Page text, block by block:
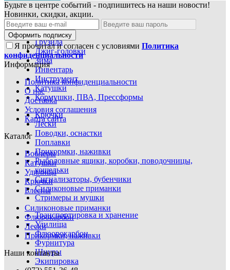
Блесны
Воблеры
Грузила
Джиг-головки
Зима
Инвентарь
Инструмент
Катушки
Кормушки, ПВА, Прессформы
Крючки
Лески
Поводки, оснастки
Поплавки
Прикормки, наживки
Рыболовные ящики, коробки, поводочницы,
кошельки
Сигнализаторы, бубенчики
Силиконовые приманки
Стримеры и мушки
Транспортировка и хранение
Удилища
Флюорокарбон
Фурнитура
Шнуры
Экипировка
Будьте в центре событий - подпишитесь на наши новости!
Новинки, скидки, акции.
Оформить подписку
Я прочитал и согласен с условиями Политика
конфиденциальности
Информация
Политика конфиденциальности
О нас
Доставка
Условия соглашения
Карта сайта
Каталог
Воблеры
Катушки
Удилища
Крючки
Блесны
Силиконовые приманки
Флюрокарбон
Лески
Прикормки, наживки
Наши контакты